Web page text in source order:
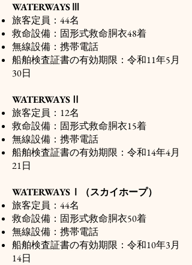
WATERWAYSⅢ
旅客定員：44名
救命設備：固形式救命胴衣48着
無線設備：携帯電話
船舶検査証書の有効期限：令和11年5月
30日
WATERWAYSⅡ
旅客定員：12名
救命設備：固形式救命胴衣15着
無線設備：携帯電話
船舶検査証書の有効期限：令和14年4月
21日
WATERWAYSⅠ（スカイホープ）
旅客定員：44名
救命設備：固形式救命胴衣50着
無線設備：携帯電話
船舶検査証書の有効期限：令和10年3月
14日